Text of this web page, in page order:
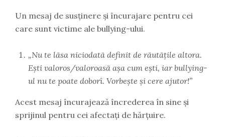
Un mesaj de susținere și încurajare pentru cei
care sunt victime ale bullying-ului.
„Nu te lăsa niciodată definit de răutățile altora.
Ești valoros/valoroasă așa cum ești, iar bullying-
ul nu te poate doborî. Vorbește și cere ajutor!”
Acest mesaj încurajează încrederea în sine și
sprijinul pentru cei afectați de hărțuire.